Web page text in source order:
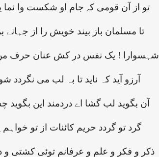
تو از آن قومی کہ جام او شکست وا
تا مسلمان باز بیند خویش را از جہانے
شہسوارا ! یک نفس در کش عنان حرف من
آرزو آید کہ ناید تا بہ لب می
آن بگوید لب گشا اے دردمند این بگوید
گرد تو گردد حریم کائنات از تو خواہم
ذکر و فکر و علم و عرفانم توئی کشتی و